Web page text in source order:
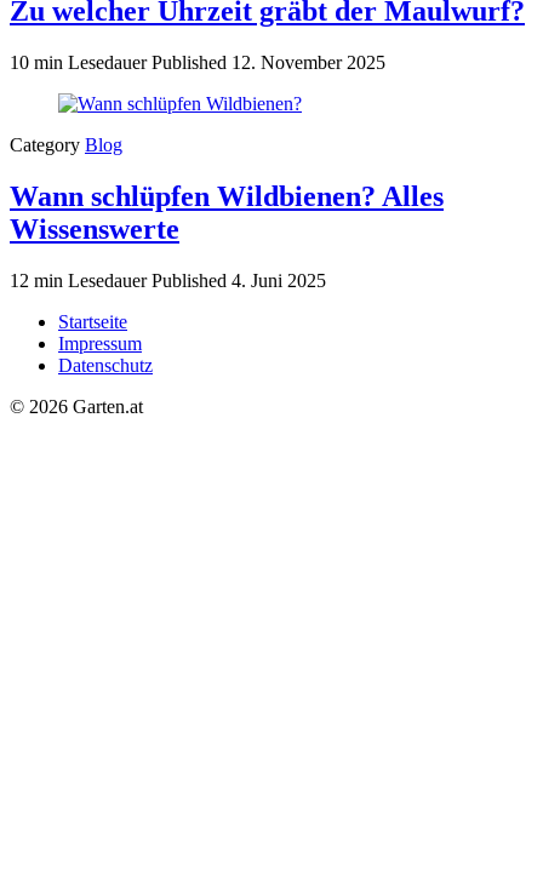
Zu welcher Uhrzeit gräbt der Maulwurf?
10 min LesedauerPublished 12. November 2025
Category Blog
Wann schlüpfen Wildbienen? Alles
Wissenswerte
12 min LesedauerPublished 4. Juni 2025
Startseite
Impressum
Datenschutz
© 2026 Garten.at